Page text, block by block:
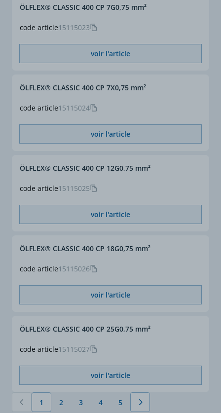
code article15115023
ÖLFLEX® CLASSIC 400 CP 7G0,75 mm²
voir l'article
code article15115024
ÖLFLEX® CLASSIC 400 CP 7X0,75 mm²
voir l'article
code article15115025
ÖLFLEX® CLASSIC 400 CP 12G0,75 mm²
voir l'article
code article15115026
ÖLFLEX® CLASSIC 400 CP 18G0,75 mm²
voir l'article
code article15115027
ÖLFLEX® CLASSIC 400 CP 25G0,75 mm²
voir l'article
Vous lisez actuellement la page
1 Page
2 Page
3 Page
4 Page
5